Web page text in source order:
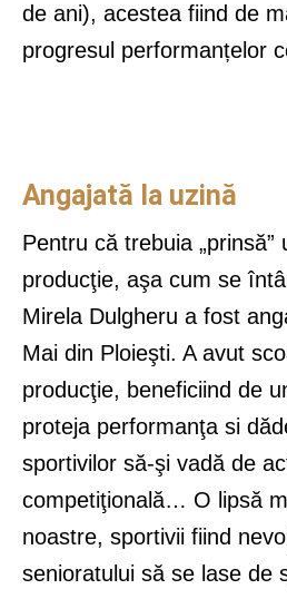
de ani), acestea fiind de
progresul performanțelor
Angajată la uzină
Pentru că trebuia „prinsă”
producţie, aşa cum se
Mirela Dulgheru a fost
Mai din Ploieşti. A avut
producţie, beneficiind de
proteja performanţa si
sportivilor să-şi vadă de
competiţională… O lipsă
noastre, sportivii fiind
senioratului să se lase de